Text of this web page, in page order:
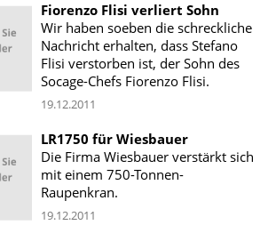
Fiorenzo Flisi verliert Sohn
Wir haben soeben die schreckliche
Nachricht erhalten, dass Stefano
Flisi verstorben ist, der Sohn des
Socage-Chefs Fiorenzo Flisi.
19.12.2011
LR1750 für Wiesbauer
Die Firma Wiesbauer verstärkt sich
mit einem 750-Tonnen-
Raupenkran.
19.12.2011